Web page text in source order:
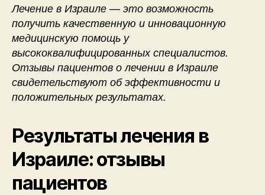
Лечение в Израиле — это возможность
получить качественную и инновационную
медицинскую помощь у
высококвалифицированных специалистов.
Отзывы пациентов о лечении в Израиле
свидетельствуют об эффективности и
положительных результатах.
Результаты лечения в
Израиле: отзывы
пациентов